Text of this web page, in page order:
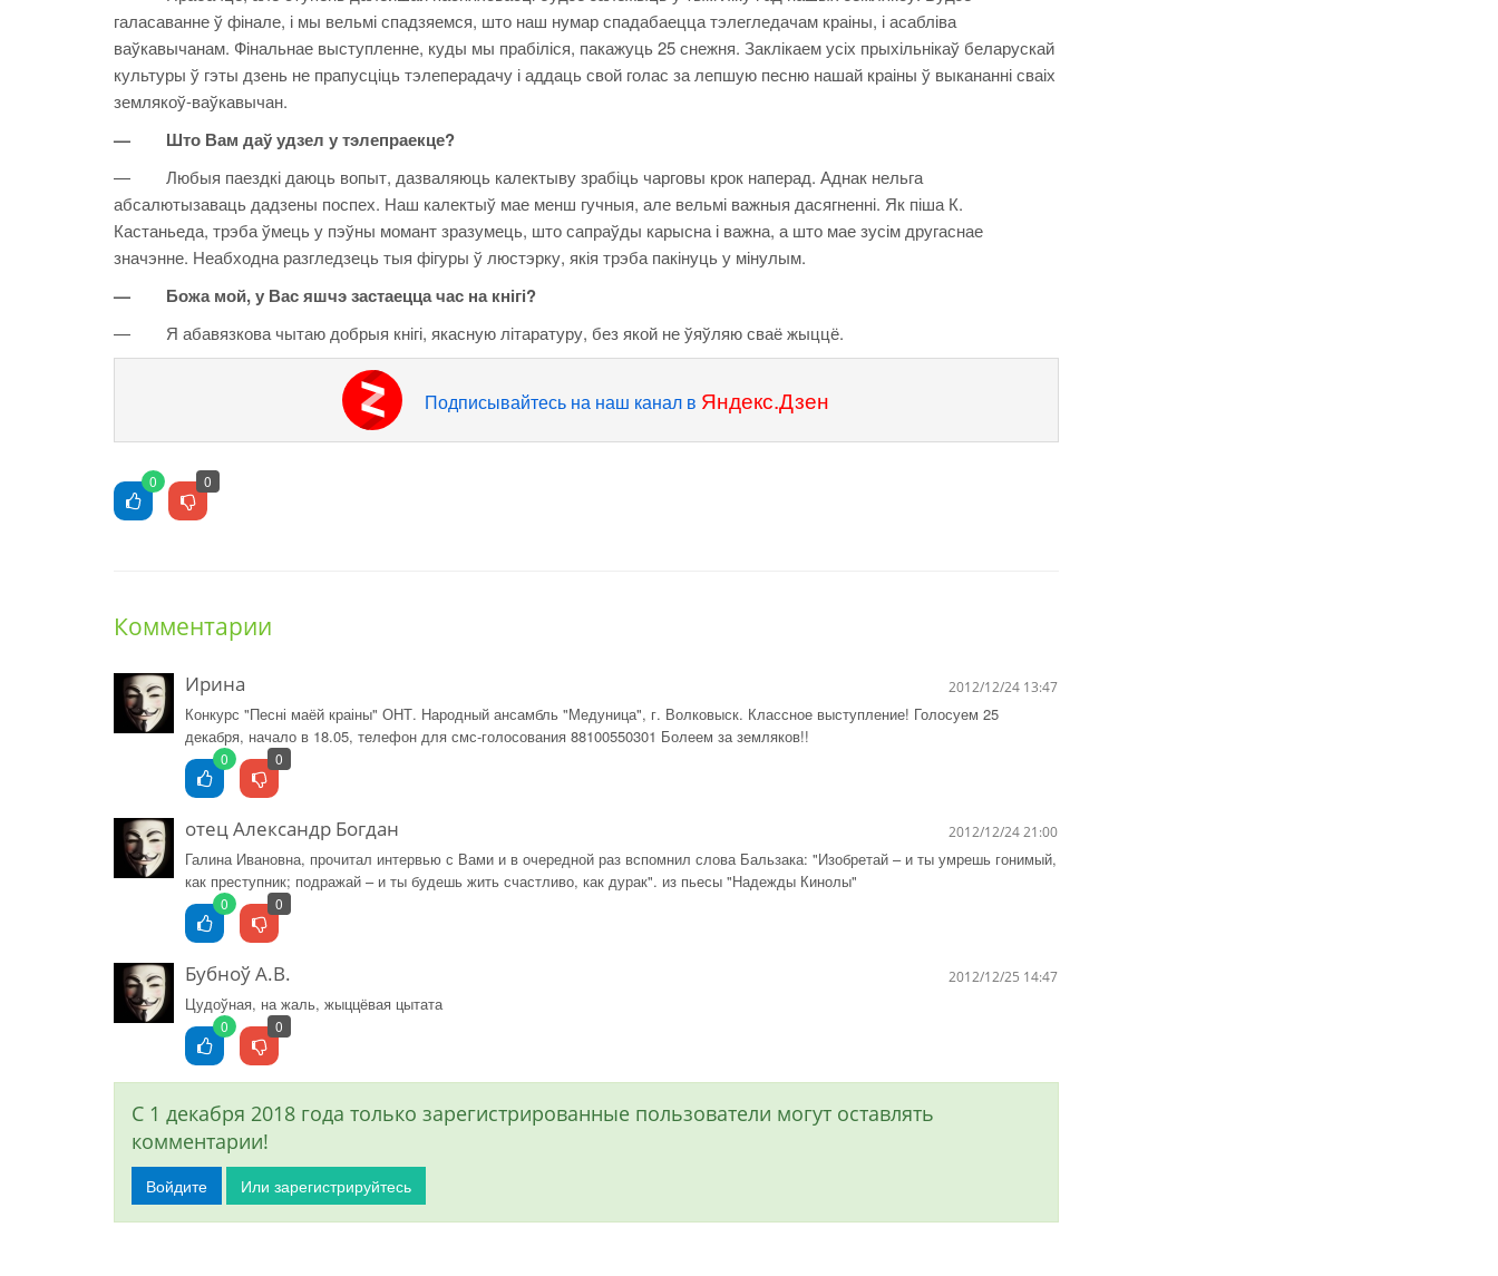
галасаванне ў фінале, і мы вельмі спадзяемся, што наш нумар спадабаецца тэлегледачам краіны, і асабліва
ваўкавычанам. Фінальнае выступленне, куды мы прабіліся, пакажуць 25 снежня. Заклікаем усіх прыхільнікаў беларускай
культуры ў гэты дзень не прапусціць тэлеперадачу і аддаць свой голас за лепшую песню нашай краіны ў выкананні сваіх
землякоў-ваўкавычан.
— Што Вам даў удзел у тэлепраекце?
— Любыя паездкі даюць вопыт, дазваляюць калектыву зрабіць чарговы крок наперад. Аднак нельга
абсалютызаваць дадзены поспех. Наш калектыў мае менш гучныя, але вельмі важныя дасягненні. Як піша К.
Кастаньеда, трэба ўмець у пэўны момант зразумець, што сапраўды карысна і важна, а што мае зусім другаснае
значэнне. Неабходна разгледзець тыя фігуры ў люстэрку, якія трэба пакінуць у мінулым.
— Божа мой, у Вас яшчэ застаецца час на кнігі?
— Я абавязкова чытаю добрыя кнігі, якасную літаратуру, без якой не ўяўляю сваё жыццё.
Подписывайтесь на наш канал в Яндекс.Дзен
0 0
Комментарии
Ирина 2012/12/24 13:47
Конкурс "Песні маёй краіны" ОНТ. Народный ансамбль "Медуница", г. Волковыск. Классное выступление! Голосуем 25
декабря, начало в 18.05, телефон для смс-голосования 88100550301 Болеем за земляков!!
0 0
отец Александр Богдан 2012/12/24 21:00
Галина Ивановна, прочитал интервью с Вами и в очередной раз вспомнил слова Бальзака: "Изобретай – и ты умрешь гонимый,
как преступник; подражай – и ты будешь жить счастливо, как дурак". из пьесы "Надежды Кинолы"
0 0
Бубноў А.В. 2012/12/25 14:47
Цудоўная, на жаль, жыццёвая цытата
0 0
С 1 декабря 2018 года только зарегистрированные пользователи могут оставлять
комментарии!
Войдите Или зарегистрируйтесь